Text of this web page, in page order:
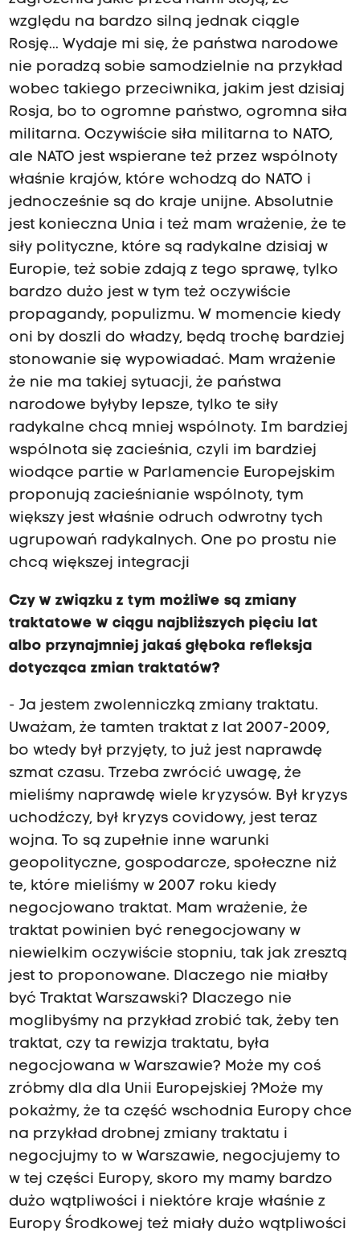
względu na bardzo silną jednak ciągle
Rosję... Wydaje mi się, że państwa narodowe
nie poradzą sobie samodzielnie na przykład
wobec takiego przeciwnika, jakim jest dzisiaj
Rosja, bo to ogromne państwo, ogromna siła
militarna. Oczywiście siła militarna to NATO,
ale NATO jest wspierane też przez wspólnoty
właśnie krajów, które wchodzą do NATO i
jednocześnie są do kraje unijne. Absolutnie
jest konieczna Unia i też mam wrażenie, że te
siły polityczne, które są radykalne dzisiaj w
Europie, też sobie zdają z tego sprawę, tylko
bardzo dużo jest w tym też oczywiście
propagandy, populizmu. W momencie kiedy
oni by doszli do władzy, będą trochę bardziej
stonowanie się wypowiadać. Mam wrażenie
że nie ma takiej sytuacji, że państwa
narodowe byłyby lepsze, tylko te siły
radykalne chcą mniej wspólnoty. Im bardziej
wspólnota się zacieśnia, czyli im bardziej
wiodące partie w Parlamencie Europejskim
proponują zacieśnianie wspólnoty, tym
większy jest właśnie odruch odwrotny tych
ugrupowań radykalnych. One po prostu nie
chcą większej integracji
Czy w związku z tym możliwe są zmiany
traktatowe w ciągu najbliższych pięciu lat
albo przynajmniej jakaś głęboka refleksja
dotycząca zmian traktatów?
- Ja jestem zwolenniczką zmiany traktatu.
Uważam, że tamten traktat z lat 2007-2009,
bo wtedy był przyjęty, to już jest naprawdę
szmat czasu. Trzeba zwrócić uwagę, że
mieliśmy naprawdę wiele kryzysów. Był kryzys
uchodźczy, był kryzys covidowy, jest teraz
wojna. To są zupełnie inne warunki
geopolityczne, gospodarcze, społeczne niż
te, które mieliśmy w 2007 roku kiedy
negocjowano traktat. Mam wrażenie, że
traktat powinien być renegocjowany w
niewielkim oczywiście stopniu, tak jak zresztą
jest to proponowane. Dlaczego nie miałby
być Traktat Warszawski? Dlaczego nie
moglibyśmy na przykład zrobić tak, żeby ten
traktat, czy ta rewizja traktatu, była
negocjowana w Warszawie? Może my coś
zróbmy dla dla Unii Europejskiej ?Może my
pokażmy, że ta część wschodnia Europy chce
na przykład drobnej zmiany traktatu i
negocjujmy to w Warszawie, negocjujemy to
w tej części Europy, skoro my mamy bardzo
dużo wątpliwości i niektóre kraje właśnie z
Europy Środkowej też miały dużo wątpliwości